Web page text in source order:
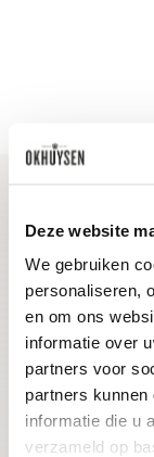
Deze website
We gebruiken
personaliseren,
en om ons
informatie over
partners voor
partners
informatie die u
verzameld op
Blijf op
Ontvang het
evenementen
E-mailadres